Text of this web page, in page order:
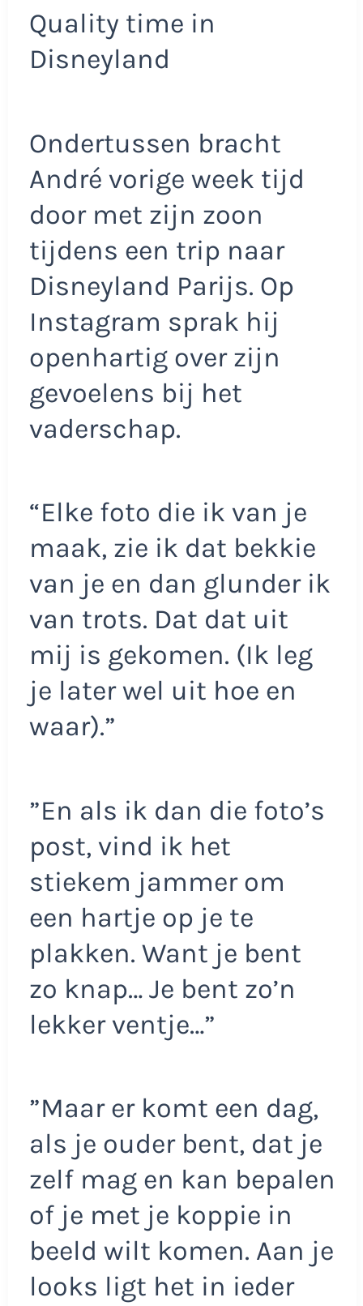
Quality time in
Disneyland
Ondertussen bracht
André vorige week tijd
door met zijn zoon
tijdens een trip naar
Disneyland Parijs. Op
Instagram sprak hij
openhartig over zijn
gevoelens bij het
vaderschap.
“Elke foto die ik van je
maak, zie ik dat bekkie
van je en dan glunder ik
van trots. Dat dat uit
mij is gekomen. (Ik leg
je later wel uit hoe en
waar).”
”En als ik dan die foto’s
post, vind ik het
stiekem jammer om
een hartje op je te
plakken. Want je bent
zo knap… Je bent zo’n
lekker ventje…”
”Maar er komt een dag,
als je ouder bent, dat je
zelf mag en kan bepalen
of je met je koppie in
beeld wilt komen. Aan je
looks ligt het in ieder